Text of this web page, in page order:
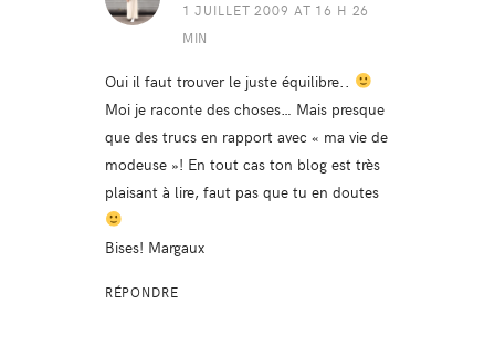
1 JUILLET 2009 AT 16 H 26
MIN
Oui il faut trouver le juste équilibre..
Moi je raconte des choses… Mais presque
que des trucs en rapport avec « ma vie de
modeuse »! En tout cas ton blog est très
plaisant à lire, faut pas que tu en doutes
Bises! Margaux
RÉPONDRE